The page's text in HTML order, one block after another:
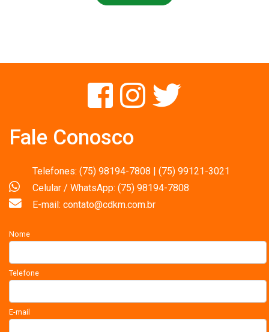
Fale Conosco
Telefones: (75) 98194-7808 | (75) 99121-3021
Celular / WhatsApp: (75) 98194-7808
E-mail: contato@cdkm.com.br
Nome
Telefone
E-mail